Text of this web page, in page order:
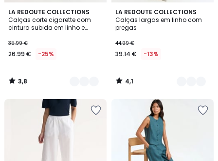
LA REDOUTE COLLECTIONS
Calças corte cigarette com
cintura subida em linho e
35.99 €
26.99 € -25%
3,8
/ 5
2
Cores
3,8
/
LA REDOUTE COLLECTIONS
Calças largas em linho com
pregas
44.99 €
39.14 € -13%
4,1
/ 5
4
Cores
4,1
/